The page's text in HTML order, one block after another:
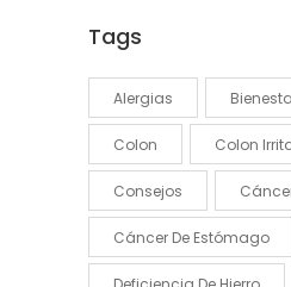
Tags
Alergias
Colon Colon
Consejos
Cáncer De Estómago